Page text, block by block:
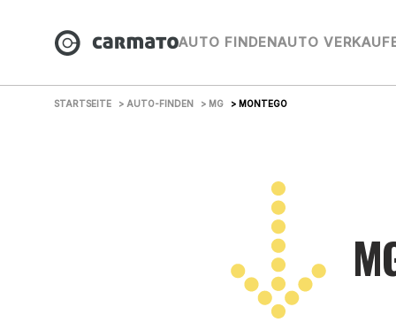
AUTO FINDENAUTO
STARTSEITE > AUTO-FINDEN > MG > MONTEGO